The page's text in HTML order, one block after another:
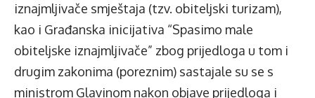
iznajmljivače smještaja (tzv. obiteljski turizam),
kao i Građanska inicijativa “Spasimo male
obiteljske iznajmljivače” zbog prijedloga u tom i
drugim zakonima (poreznim) sastajale su se s
ministrom Glavinom nakon objave prijedloga i